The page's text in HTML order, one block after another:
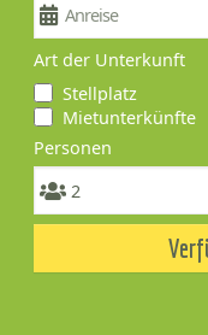
Art der Unterkunft
Stellplatz
Mietunterkünfte
Personen